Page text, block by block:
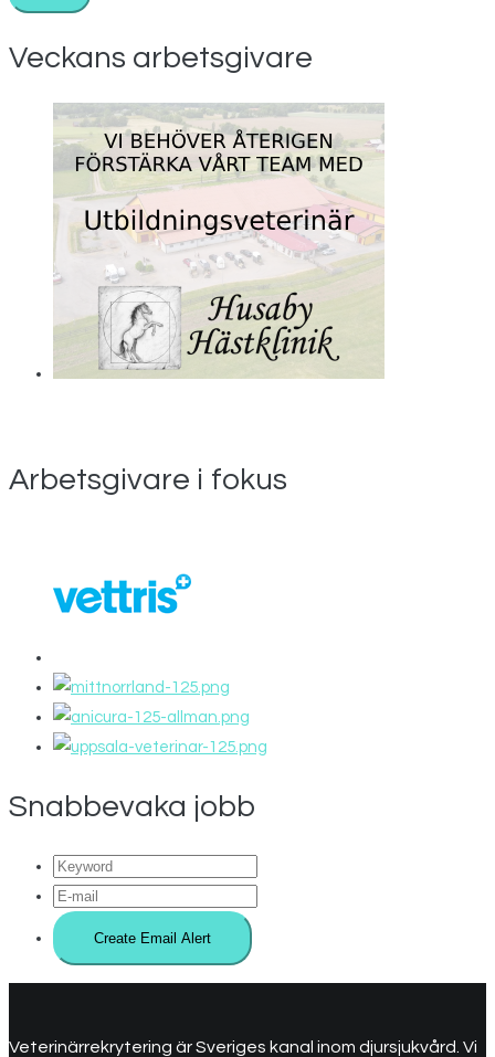
Veckans arbetsgivare
Arbetsgivare i fokus
Snabbevaka jobb
Veterinärrekrytering är Sveriges kanal inom djursjukvård. Vi